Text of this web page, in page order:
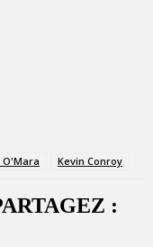
O'Mara Kevin Conroy
: